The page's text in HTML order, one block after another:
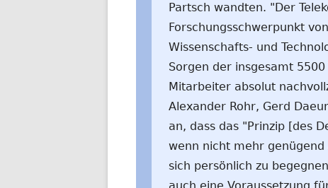
Partsch wandten. "Der
Forschungsschwerpunkt
Wissenschafts- und
Sorgen der insgesamt
Mitarbeiter absolut
Alexander Rohr, Gerd
an, dass das "Prinzip [des
wenn nicht mehr
sich persönlich zu